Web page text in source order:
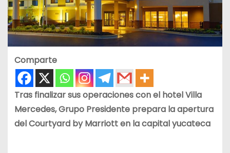
Comparte
Tras finalizar sus operaciones con el hotel Villa
Mercedes, Grupo Presidente prepara la apertura
del Courtyard by Marriott en la capital yucateca